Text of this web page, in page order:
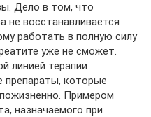
Дело в том, что
не восстанавливается
работать в полную силу
уже не сможет.
линией терапии
которые
Примером
назначаемого при